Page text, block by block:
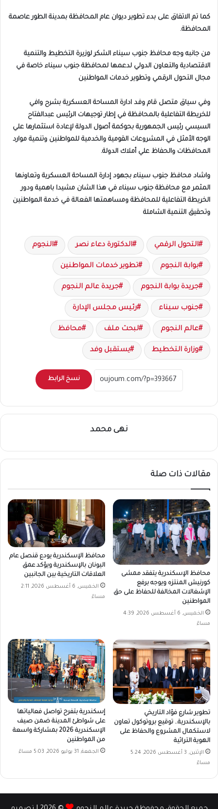
كما تم الاتفاق على بدء تطوير ديوان عام المحافظة بمدينة الطور عاصمة
المحافظة.
من جانبه وجه محافظ جنوب سيناء الشكر لوزيرة التخطيط والتنمية
الاقتصادية والتعاون الدولي لدعمها لمحافظة جنوب سيناء خاصة في
مجال التحول الرقمي وتطوير خدمات المواطنين
وفي سياق متصل قام وفد ادارة المساحة العسكرية بشرح وافي
للخريطة التفاعلية بالمحافظة في إطار توجيهات الرئيس عبدالفتاح
السيسي رئيس الجمهورية بحوكمة أصول الدولة لإعادة استثمارها علي
الوجه الأمثل في المشروعات القومية والخدمية للمواطنين وتنمية موارد
المحافظات والحفاظ علي أملاك الدولة.
واشاد محافظ جنوب سيناء بجهود إدارة المساحة العسكرية وتعاونها
المثمر مع محافظة جنوب سيناء في هذا الشان مشيدا باهمية ودور
الخريطة التفاعلية للمحافظة ومساهمتها الفعالة في خدمة المواطنين
وتحقيق التنمية الشاملة
التحول الرقمي الدكتورة دعاء نصر النجوم
بوابة النجوم تطوير خدمات المواطنين
جريدة بوابة النجوم جريدة عالم النجوم
جنوب سيناء رئيس مجلس الإدارة
عالم النجوم لبحث ملف محافظ
وزارة التخطيط يستقبل وفد
نسخ الرابط
نهى محمد
مقالات ذات صلة
محافظ الإسكندرية يتفقد ممشى
كورنيش المنتزه ويوجه برفع
الإشغالات المخالفة للحفاظ على حق
المواطنين
الخميس, 6 أغسطس 2026, 4:39
مساءً
محافظ الإسكندرية يودع قنصل عام
اليونان بالإسكندرية ويؤكد عمق
العلاقات التاريخية بين الجانبين
الخميس, 6 أغسطس 2026, 2:11
مساءً
تطوير شارع فؤاد التاريخي
بالإسكندرية.. توقيع بروتوكول تعاون
لاستكمال المشروع والحفاظ على
الهوية التراثية
الإثنين, 3 أغسطس 2026, 5:24
مساءً
إسكندرية بتفرح تواصل فعالياتها
على شواطئ المدينة ضمن صيف
الإسكندرية 2026 بمشاركة واسعة
من المواطنين
الجمعة, 31 يوليو 2026, 5:03 مساءً